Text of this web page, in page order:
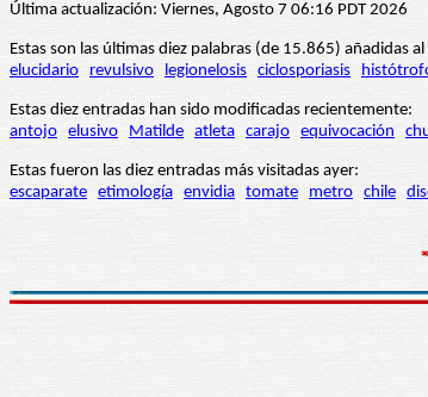
Última actualización: Viernes, Agosto 7 06:16 PDT 2026
Estas son las últimas diez palabras (de 15.865) añadidas
elucidario
revulsivo legionelosis ciclosporiasis
Estas diez entradas han sido modificadas recientemente:
antojo elusivo Matilde atleta carajo equivocación
Estas fueron las diez entradas más visitadas ayer:
escaparate etimología envidia tomate metro chile